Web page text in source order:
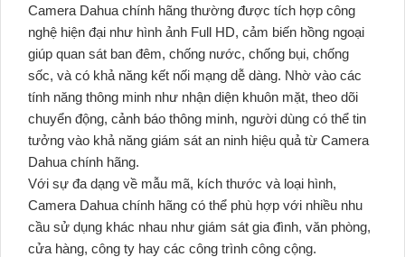
Camera Dahua chính hãng thường được tích hợp công
nghệ hiện đại như hình ảnh Full HD, cảm biến hồng ngoại
giúp quan sát ban đêm, chống nước, chống bụi, chống
sốc, và có khả năng kết nối mạng dễ dàng. Nhờ vào các
tính năng thông minh như nhận diện khuôn mặt, theo dõi
chuyển động, cảnh báo thông minh, người dùng có thể tin
tưởng vào khả năng giám sát an ninh hiệu quả từ Camera
Dahua chính hãng.
Với sự đa dạng về mẫu mã, kích thước và loại hình,
Camera Dahua chính hãng có thể phù hợp với nhiều nhu
cầu sử dụng khác nhau như giám sát gia đình, văn phòng,
cửa hàng, công ty hay các công trình công cộng.